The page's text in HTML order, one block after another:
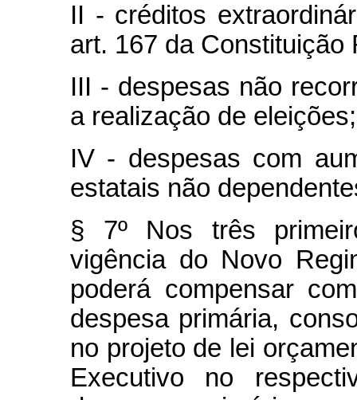
II - créditos
art. 167 da Constituição
III - despesas não
a realização de
IV - despesas com
estatais não
§ 7º Nos três
vigência do Novo
poderá compensar
despesa primária,
no projeto de lei
Executivo no